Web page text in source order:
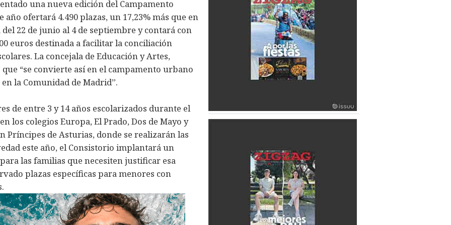
una nueva edición del Campamento
ofertará 4.490 plazas, un 17,23% más que en
22 de junio al 4 de septiembre y contará con
euros destinada a facilitar la conciliación
La concejala de Educación y Artes,
“se convierte así en el campamento urbano
la Comunidad de Madrid”.
de entre 3 y 14 años escolarizados durante el
los colegios Europa, El Prado, Dos de Mayo y
Príncipes de Asturias, donde se realizarán las
este año, el Consistorio implantará un
las familias que necesiten justificar esa
plazas específicas para menores con